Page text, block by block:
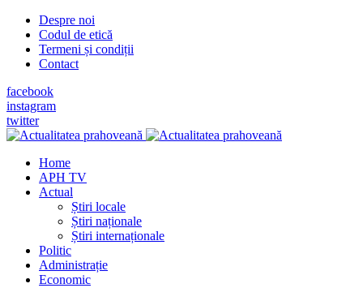
Despre noi
Codul de etică
Termeni și condiții
Contact
facebook
instagram
twitter
Home
APH TV
Actual
Știri locale
Știri naționale
Știri internaționale
Politic
Administrație
Economic